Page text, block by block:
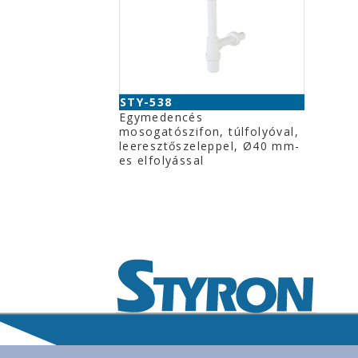
STY-538
Egymedencés
mosogatószifon, túlfolyóval,
leeresztőszeleppel, Ø40 mm-
es elfolyással